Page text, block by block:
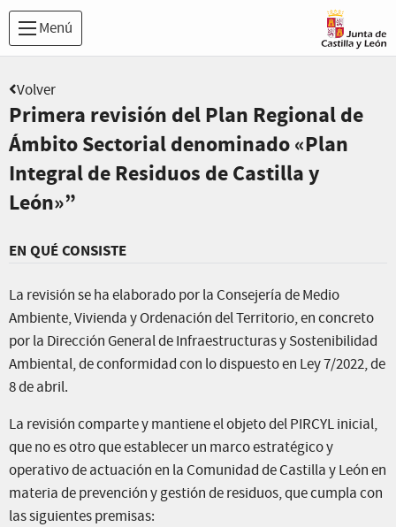
Menú
Volver
Primera revisión del Plan Regional de
Ámbito Sectorial denominado «Plan
Integral de Residuos de Castilla y
León»”
EN QUÉ CONSISTE
La revisión se ha elaborado por la Consejería de Medio
Ambiente, Vivienda y Ordenación del Territorio, en concreto
por la Dirección General de Infraestructuras y Sostenibilidad
Ambiental, de conformidad con lo dispuesto en Ley 7/2022, de
8 de abril.
La revisión comparte y mantiene el objeto del PIRCYL inicial,
que no es otro que establecer un marco estratégico y
operativo de actuación en la Comunidad de Castilla y León en
materia de prevención y gestión de residuos, que cumpla con
las siguientes premisas: